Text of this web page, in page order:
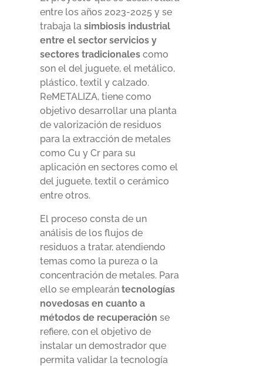
entre los años 2023-2025 y se
trabaja la simbiosis industrial
entre el sector servicios y
sectores tradicionalescomo
son el del juguete, el metálico,
plástico, textil y calzado.
ReMETALIZA, tiene como
objetivo desarrollar una planta
de valorización de residuos
para la extracción de metales
como Cu y Cr para su
aplicación en sectores como el
del juguete, textil o cerámico
entre otros.
El proceso consta de un
análisis de los flujos de
residuos a tratar, atendiendo
temas como la pureza o la
concentración de metales. Para
ello se emplearán tecnologías
novedosas en cuanto a
métodos de recuperación se
refiere, con el objetivo de
instalar un demostrador que
permita validar la tecnología